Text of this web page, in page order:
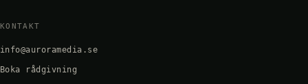
KONTAKT
info@auroramedia.se
Boka rådgivning